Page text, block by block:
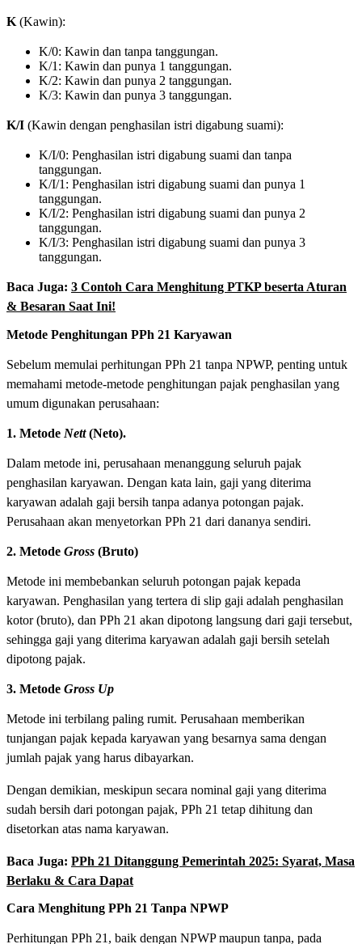
K (Kawin):
K/0: Kawin dan tanpa tanggungan.
K/1: Kawin dan punya 1 tanggungan.
K/2: Kawin dan punya 2 tanggungan.
K/3: Kawin dan punya 3 tanggungan.
K/I (Kawin dengan penghasilan istri digabung suami):
K/I/0: Penghasilan istri digabung suami dan tanpa
tanggungan.
K/I/1: Penghasilan istri digabung suami dan punya 1
tanggungan.
K/I/2: Penghasilan istri digabung suami dan punya 2
tanggungan.
K/I/3: Penghasilan istri digabung suami dan punya 3
tanggungan.
Baca Juga: 3 Contoh Cara Menghitung PTKP beserta Aturan
& Besaran Saat Ini!
Metode Penghitungan PPh 21 Karyawan
Sebelum memulai perhitungan PPh 21 tanpa NPWP, penting untuk
memahami metode-metode penghitungan pajak penghasilan yang
umum digunakan perusahaan:
1. Metode Nett(Neto).
Dalam metode ini, perusahaan menanggung seluruh pajak
penghasilan karyawan. Dengan kata lain, gaji yang diterima
karyawan adalah gaji bersih tanpa adanya potongan pajak.
Perusahaan akan menyetorkan PPh 21 dari dananya sendiri.
2. Metode Gross (Bruto)
Metode ini membebankan seluruh potongan pajak kepada
karyawan. Penghasilan yang tertera di slip gaji adalah penghasilan
kotor (bruto), dan PPh 21 akan dipotong langsung dari gaji tersebut,
sehingga gaji yang diterima karyawan adalah gaji bersih setelah
dipotong pajak.
3. Metode Gross Up
Metode ini terbilang paling rumit. Perusahaan memberikan
tunjangan pajak kepada karyawan yang besarnya sama dengan
jumlah pajak yang harus dibayarkan.
Dengan demikian, meskipun secara nominal gaji yang diterima
sudah bersih dari potongan pajak, PPh 21 tetap dihitung dan
disetorkan atas nama karyawan.
Baca Juga: PPh 21 Ditanggung Pemerintah 2025: Syarat, Masa
Berlaku & Cara Dapat
Cara Menghitung PPh 21 Tanpa NPWP
Perhitungan PPh 21, baik dengan NPWP maupun tanpa, pada